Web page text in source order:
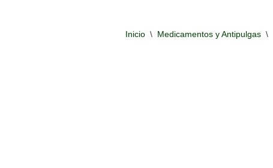
Inicio \ Medicamentos y Antipulgas \